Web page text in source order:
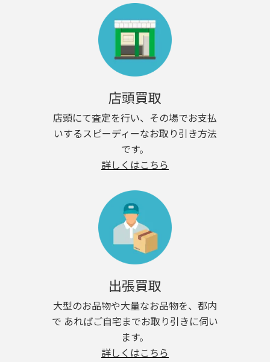
店頭買取
店頭にて査定を行い、その場でお支払
いするスピーディーなお取り引き方法
です。
詳しくはこちら
出張買取
大型のお品物や大量なお品物を、都内
で あればご自宅までお取り引きに伺い
ます。
詳しくはこちら